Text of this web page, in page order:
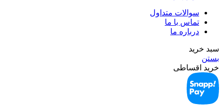
سوالات متداول
تماس با ما
درباره ما
سبد خرید
بستن
خرید اقساطی